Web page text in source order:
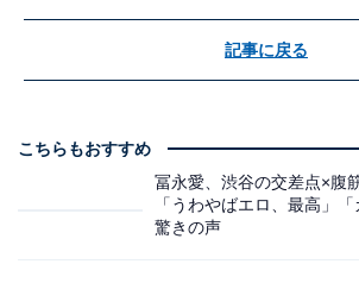
記事に戻る
こちらもおすすめ
冨永愛、渋谷の交差点×腹
「うわやばエロ、最高」
驚きの声